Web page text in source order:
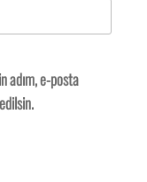
adım, e-posta